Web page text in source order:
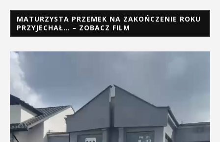
MATURZYSTA PRZEMEK NA ZAKOŃCZENIE ROKU
PRZYJECHAŁ… – ZOBACZ FILM
Odtwarzacz